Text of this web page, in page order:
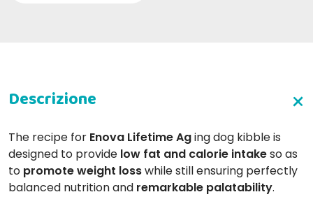
The recipe for Enova Lifetime Aging dog kibble is
designed to provide low fat and calorie intakeso as
to promote weight losswhile still ensuring perfectly
balanced nutrition and remarkable palatability.